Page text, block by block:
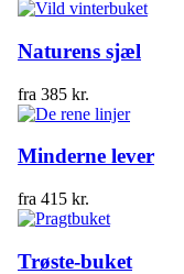
Naturens sjæl
fra 385 kr.
Minderne lever
fra 415 kr.
Trøste-buket